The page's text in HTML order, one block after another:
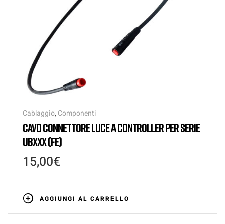
Cablaggio, Componenti
CAVO CONNETTORE LUCE A CONTROLLER PER SERIE
UBXXX (FE)
15,00€
AGGIUNGI AL CARRELLO